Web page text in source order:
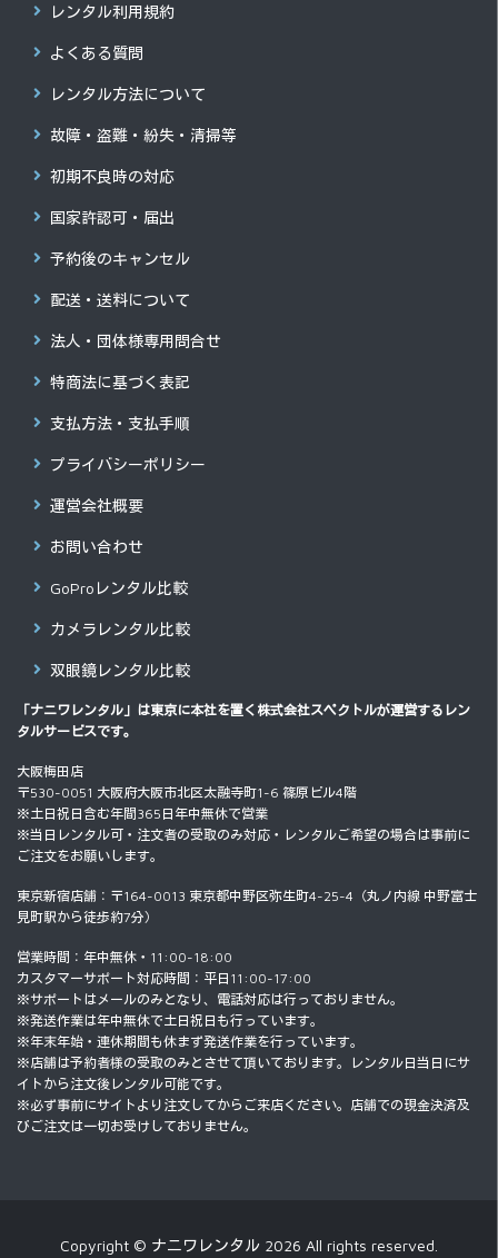
レンタル利用規約
よくある質問
レンタル方法について
故障・盗難・紛失・清掃等
初期不良時の対応
国家許認可・届出
予約後のキャンセル
配送・送料について
法人・団体様専用問合せ
特商法に基づく表記
支払方法・支払手順
プライバシーポリシー
運営会社概要
お問い合わせ
GoProレンタル比較
カメラレンタル比較
双眼鏡レンタル比較
「ナニワレンタル」は東京に本社を置く 株式会社スペクトルが運営するレン
タルサービスです。
大阪梅田店
〒530-0051 大阪府大阪市北区太融寺町1-6 篠原ビル4階
※土日祝日含む年間365日年中無休で営業
※当日レンタル可・注文者の受取のみ対応・レンタルご希望の場合は事前に
ご注文をお願いします。
東京新宿店舗：〒164-0013 東京都中野区弥生町4-25-4（丸ノ内線 中野富士
見町駅から徒歩約7分）
営業時間：年中無休・11:00-18:00
カスタマーサポート対応時間：平日11:00-17:00
※サポートはメールのみとなり、電話対応は行っておりません。
※発送作業は年中無休で土日祝日も行っています。
※年末年始・連休期間も休まず発送作業を行っています。
※店舗は予約者様の受取のみとさせて頂いております。レンタル日当日にサ
イトから注文後レンタル可能です。
※必ず事前にサイトより注文してからご来店ください。店舗での現金決済及
びご注文は一切お受けしておりません。
Copyright © ナニワレンタル 2026 All rights reserved.